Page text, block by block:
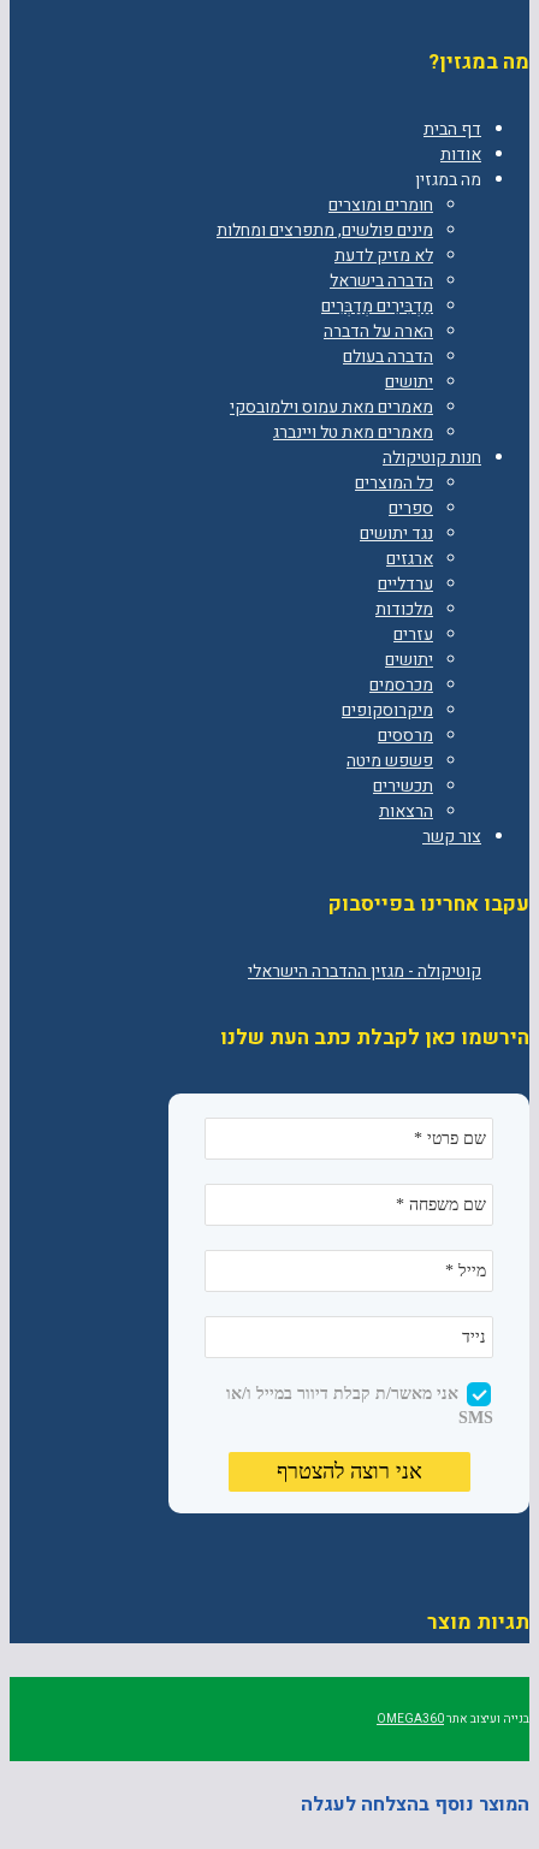
מה במגזין?
דף הבית
אודות
מה במגזין
חומרים ומוצרים
מינים פולשים, מתפרצים ומחלות
לא מזיק לדעת
הדברה בישראל
מַדְבִּירִים מְדַבְּרִים
הארה על הדברה
הדברה בעולם
יתושים
מאמרים מאת עמוס וילמובסקי
מאמרים מאת טל ויינברג
חנות קוטיקולה
כל המוצרים
ספרים
נגד יתושים
ארגזים
ערדליים
מלכודות
עזרים
יתושים
מכרסמים
מיקרוסקופים
מרססים
פשפש מיטה
תכשירים
הרצאות
צור קשר
עקבו אחרינו בפייסבוק
הירשמו כאן לקבלת כתב העת שלנו
תגיות מוצר
בנייה ועיצוב אתרOMEGA360
המוצר נוסף בהצלחה לעגלה